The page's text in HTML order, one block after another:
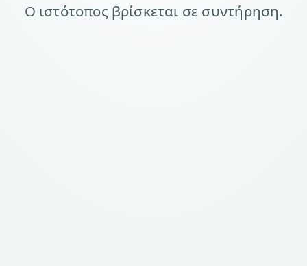
Ο ιστότοπος βρίσκεται σε συντήρηση.